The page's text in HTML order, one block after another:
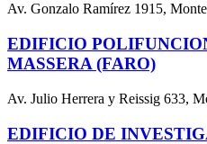
Av. Gonzalo Ramírez 1915,
EDIFICIO
MASSERA (FARO)
Av. Julio Herrera y Reissig 633,
EDIFICIO DE